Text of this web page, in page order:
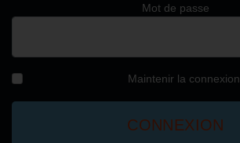
Mot de passe
Maintenir la connexion
CONNEXION